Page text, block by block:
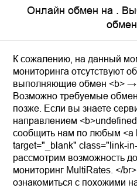
Онлайн обмен на .
К сожалению, на данный
мониторинга отсутствуют
выполняющие обмен <b> →
Возможно требуемые
позже. Если вы знаете
направлением
сообщить нам по любым <a
target="_blank" class="link-
рассмотрим возможность
мониторинг MultiRates. </
ознакомиться с похожими